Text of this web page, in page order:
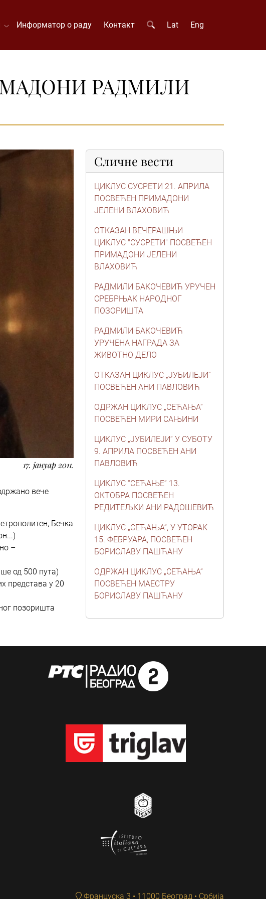
Информатор о раду Контакт Lat Eng
РАДМИЛИ
17. јануар 2011.
вече
Бечка
–
од 500 пута)
представа у 20
позоришта
Сличне вести
ЦИКЛУС СУСРЕТИ 21. АПРИЛА
ПОСВЕЋЕН ПРИМАДОНИ
ЈЕЛЕНИ ВЛАХОВИЋ
ОТКАЗАН ВЕЧЕРАШЊИ
ЦИКЛУС "СУСРЕТИ" ПОСВЕЋЕН
ПРИМАДОНИ ЈЕЛЕНИ
ВЛАХОВИЋ
РАДМИЛИ БАКОЧЕВИЋ УРУЧЕН
СРЕБРЊАК НАРОДНОГ
ПОЗОРИШТА
РАДМИЛИ БАКОЧЕВИЋ
УРУЧЕНА НАГРАДА ЗА
ЖИВОТНО ДЕЛО
ОТКАЗАН ЦИКЛУС „ЈУБИЛЕЈИ“
ПОСВЕЋЕН АНИ ПАВЛОВИЋ
ОДРЖАН ЦИКЛУС „СЕЋАЊА“
ПОСВЕЋЕН МИРИ САЊИНИ
ЦИКЛУС „ЈУБИЛЕЈИ“ У СУБОТУ
9. АПРИЛА ПОСВЕЋЕН АНИ
ПАВЛОВИЋ
ЦИКЛУС “СЕЋАЊЕ” 13.
ОКТОБРА ПОСВЕЋЕН
РЕДИТЕЉКИ АНИ РАДОШЕВИЋ
ЦИКЛУС „СЕЋАЊА“, У УТОРАК
15. ФЕБРУАРА, ПОСВЕЋЕН
БОРИСЛАВУ ПАШЋАНУ
ОДРЖАН ЦИКЛУС „СЕЋАЊА“
ПОСВЕЋЕН МАЕСТРУ
БОРИСЛАВУ ПАШЋАНУ
Француска 3 • 11000 Београд • Србија